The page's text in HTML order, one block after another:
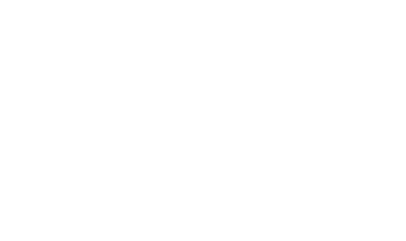
了承ください。
をご了承くださ
です。
ず変更すること
) : 1000ppm、
、